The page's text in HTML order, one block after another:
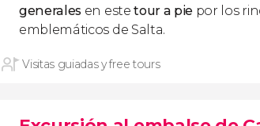
generales en estetour a pie por los
emblemáticos de Salta.
Visitas guiadas y free tours